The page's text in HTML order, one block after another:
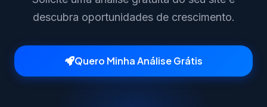
descubra oportunidades de crescimento.
Quero Minha Análise Grátis